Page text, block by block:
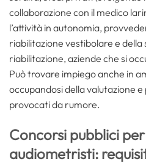
collaborazione con il medico
l’attività in autonomia,
riabilitazione vestibolare e
riabilitazione, aziende che si
Può trovare impiego anche in
occupandosi della valutazione
provocati da rumore.
Concorsi pubblici
audiometristi: